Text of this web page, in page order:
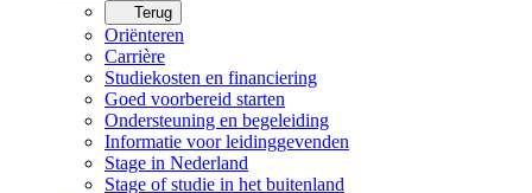
Terug
Oriënteren
Carrière
Studiekosten en financiering
Goed voorbereid starten
Ondersteuning en begeleiding
Informatie voor leidinggevenden
Stage in Nederland
Stage of studie in het buitenland